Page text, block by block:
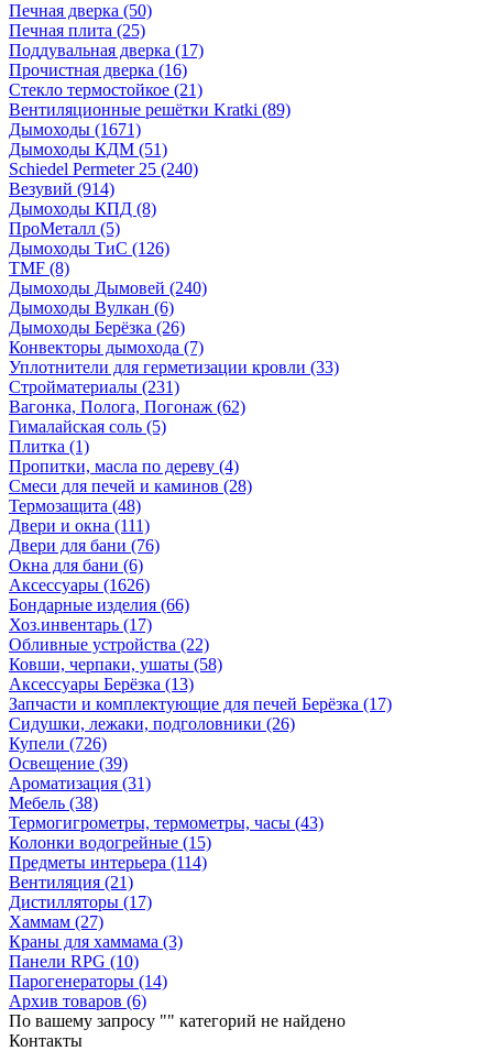
Печная дверка (50)
Печная плита (25)
Поддувальная дверка (17)
Прочистная дверка (16)
Стекло термостойкое (21)
Вентиляционные решётки Kratki (89)
Дымоходы (1671)
Дымоходы КДМ (51)
Schiedel Permeter 25 (240)
Везувий (914)
Дымоходы КПД (8)
ПроМеталл (5)
Дымоходы ТиС (126)
TMF (8)
Дымоходы Дымовей (240)
Дымоходы Вулкан (6)
Дымоходы Берёзка (26)
Конвекторы дымохода (7)
Уплотнители для герметизации кровли (33)
Стройматериалы (231)
Вагонка, Полога, Погонаж (62)
Гималайская соль (5)
Плитка (1)
Пропитки, масла по дереву (4)
Смеси для печей и каминов (28)
Термозащита (48)
Двери и окна (111)
Двери для бани (76)
Окна для бани (6)
Аксессуары (1626)
Бондарные изделия (66)
Хоз.инвентарь (17)
Обливные устройства (22)
Ковши, черпаки, ушаты (58)
Аксессуары Берёзка (13)
Запчасти и комплектующие для печей Берёзка (17)
Сидушки, лежаки, подголовники (26)
Купели (726)
Освещение (39)
Ароматизация (31)
Мебель (38)
Термогигрометры, термометры, часы (43)
Колонки водогрейные (15)
Предметы интерьера (114)
Вентиляция (21)
Дистилляторы (17)
Хаммам (27)
Краны для хаммама (3)
Панели RPG (10)
Парогенераторы (14)
Архив товаров (6)
По вашему запросу "" категорий не найдено
Контакты